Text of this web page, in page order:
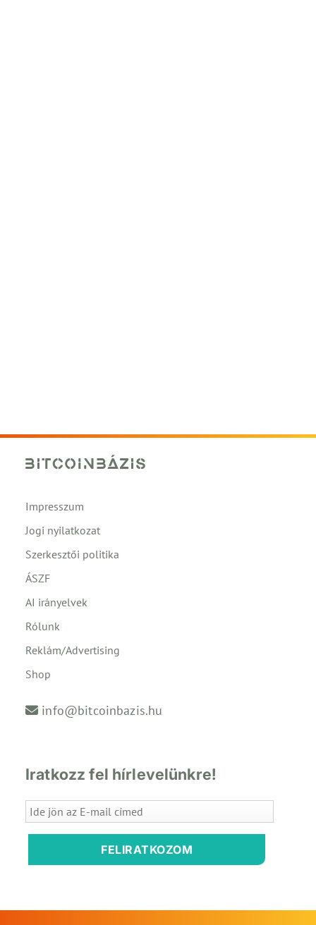
Impresszum
Jogi nyilatkozat
Szerkesztői politika
ÁSZF
AI irányelvek
Rólunk
Reklám/Advertising
Shop
info@bitcoinbazis.hu
Iratkozz fel hírlevelünkre!
FELIRATKOZOM